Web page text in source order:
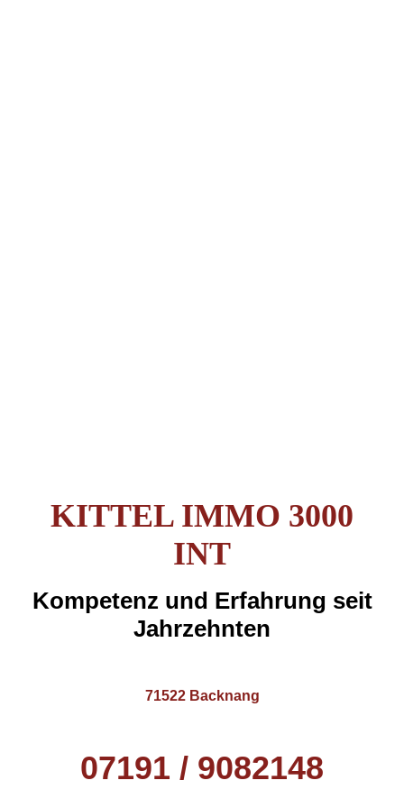
KITTEL IMMO 3000
INT
Kompetenz und Erfahrung seit
Jahrzehnten
71522 Backnang
07191 / 9082148